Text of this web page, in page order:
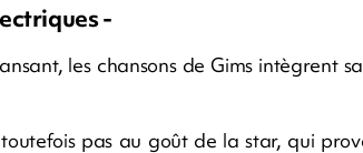
-
les chansons de Gims intègrent
pas au goût de la star, qui